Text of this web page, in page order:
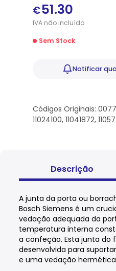
€51.30
IVAnãoincluído
Sem Stock
Notificar
Códigos Originais:
11024100, 11041872,
Descrição
A junta da porta ou
Bosch Siemens é um
vedação adequada da
temperatura interna
a confeção. Esta junta do
desenvolvida para
e uma vedação